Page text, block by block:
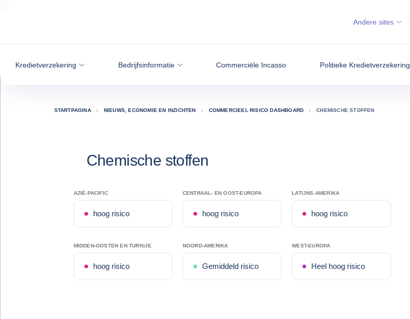
Kredietverzekering Bedrijfsinformatie Commerciële Incasso Politieke Kredietverzekering
Andere sites
STARTPAGINA NIEUWS, ECONOMIE EN INZICHTEN COMMERCIEEL RISICO DASHBOARD CHEMISCHE STOFFEN
Chemische stoffen
AZIË-PACIFIC
hoog risico
CENTRAAL- EN OOST-EUROPA
hoog risico
LATIJNS-AMERIKA
hoog risico
MIDDEN-OOSTEN EN TURKIJE
hoog risico
NOORD-AMERIKA
Gemiddeld risico
WEST-EUROPA
Heel hoog risico